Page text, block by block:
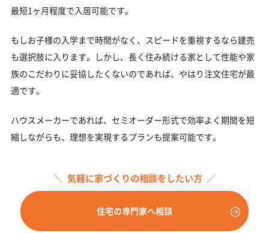
最短1ヶ月程度で入居可能です。
もしお子様の入学まで時間がなく、スピードを重視するなら建売
も選択肢に入ります。しかし、長く住み続ける家として性能や家
族のこだわりに妥協したくないのであれば、やはり注文住宅が最
適です。
ハウスメーカーであれば、セミオーダー形式で効率よく期間を短
縮しながらも、理想を実現するプランも提案可能です。
気軽に家づくりの相談をしたい方
住宅の専門家へ相談